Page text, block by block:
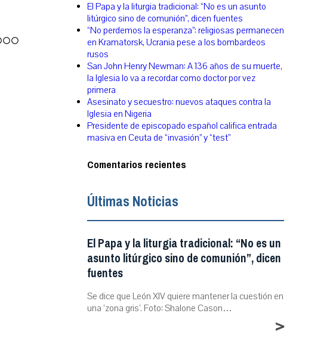
El Papa y la liturgia tradicional: “No es un asunto
litúrgico sino de comunión”, dicen fuentes
“No perdemos la esperanza”: religiosas permanecen
en Kramatorsk, Ucrania pese a los bombardeos
rusos
San John Henry Newman: A 136 años de su muerte,
la Iglesia lo va a recordar como doctor por vez
primera
Asesinato y secuestro: nuevos ataques contra la
Iglesia en Nigeria
Presidente de episcopado español califica entrada
masiva en Ceuta de “invasión” y “test”
Comentarios recientes
Últimas Noticias
El Papa y la liturgia tradicional: “No es un
asunto litúrgico sino de comunión”, dicen
fuentes
Se dice que León XIV quiere mantener la cuestión en
una ‘zona gris’. Foto: Shalone Cason…
>